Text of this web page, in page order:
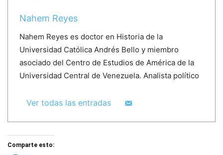
Nahem Reyes
Nahem Reyes es doctor en Historia de la
Universidad Católica Andrés Bello y miembro
asociado del Centro de Estudios de América de la
Universidad Central de Venezuela. Analista político
Ver todas las entradas
Comparte esto: